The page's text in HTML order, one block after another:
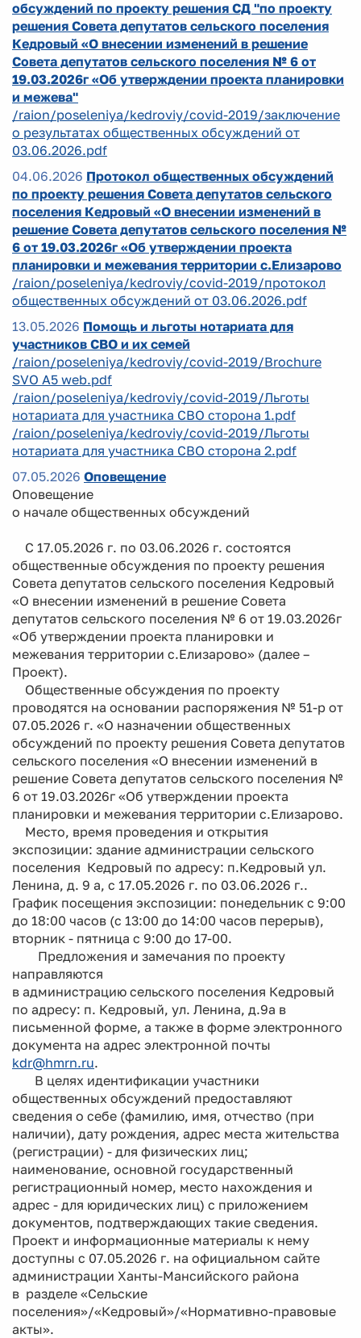
обсуждений по проекту решения СД "по проекту
решения Совета депутатов сельского поселения
Кедровый «О внесении изменений в решение
Совета депутатов сельского поселения № 6 от
19.03.2026г «Об утверждении проекта планировки
и межева"
/raion/poseleniya/kedroviy/covid-2019/заключение
о результатах общественных обсуждений от
03.06.2026.pdf
04.06.2026 Протокол общественных обсуждений
по проекту решения Совета депутатов сельского
поселения Кедровый «О внесении изменений в
решение Совета депутатов сельского поселения №
6 от 19.03.2026г «Об утверждении проекта
планировки и межевания территории с.Елизарово
/raion/poseleniya/kedroviy/covid-2019/протокол
общественных обсуждений от 03.06.2026.pdf
13.05.2026 Помощь и льготы нотариата для
участников СВО и их семей
/raion/poseleniya/kedroviy/covid-2019/Brochure
SVO A5 web.pdf
/raion/poseleniya/kedroviy/covid-2019/Льготы
нотариата для участника СВО сторона 1.pdf
/raion/poseleniya/kedroviy/covid-2019/Льготы
нотариата для участника СВО сторона 2.pdf
07.05.2026 Оповещение
Оповещение
о начале общественных обсуждений
С 17.05.2026 г. по 03.06.2026 г. состоятся
общественные обсуждения по проекту решения
Совета депутатов сельского поселения Кедровый
«О внесении изменений в решение Совета
депутатов сельского поселения № 6 от 19.03.2026г
«Об утверждении проекта планировки и
межевания территории с.Елизарово» (далее –
Проект).
Общественные обсуждения по проекту
проводятся на основании распоряжения № 51-р от
07.05.2026 г. «О назначении общественных
обсуждений по проекту решения Совета депутатов
сельского поселения «О внесении изменений в
решение Совета депутатов сельского поселения №
6 от 19.03.2026г «Об утверждении проекта
планировки и межевания территории с.Елизарово.
Место, время проведения и открытия
экспозиции: здание администрации сельского
поселения Кедровый по адресу: п.Кедровый ул.
Ленина, д. 9 а, с 17.05.2026 г. по 03.06.2026 г..
График посещения экспозиции: понедельник с 9:00
до 18:00 часов (с 13:00 до 14:00 часов перерыв),
вторник - пятница с 9:00 до 17-00.
Предложения и замечания по проекту
направляются
в администрацию сельского поселения Кедровый
по адресу: п. Кедровый, ул. Ленина, д.9а в
письменной форме, а также в форме электронного
документа на адрес электронной почты
kdr@hmrn.ru.
В целях идентификации участники
общественных обсуждений предоставляют
сведения о себе (фамилию, имя, отчество (при
наличии), дату рождения, адрес места жительства
(регистрации) - для физических лиц;
наименование, основной государственный
регистрационный номер, место нахождения и
адрес - для юридических лиц) с приложением
документов, подтверждающих такие сведения.
Проект и информационные материалы к нему
доступны с 07.05.2026 г. на официальном сайте
администрации Ханты-Мансийского района
в разделе «Сельские
поселения»/«Кедровый»/«Нормативно-правовые
акты».